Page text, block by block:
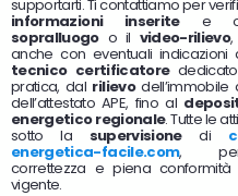
supportarti. Ti contattiamo per
informazioni inseritee
sopralluogoo il video-rilievo
anche con eventuali indicazioni
tecnico certificatorededicato
pratica, dal rilievodell’immobile
dell’attestato APE, fino al
energetico regionale. Tutte le
sotto la supervisionedi
energetica-facile.com, per
correttezza e piena conformità
vigente.